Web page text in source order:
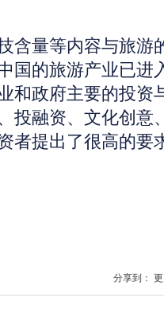
含量等内容与旅游
国的旅游产业已进
和政府主要的投资
投融资、文化创意
者提出了很高的要
分享到：